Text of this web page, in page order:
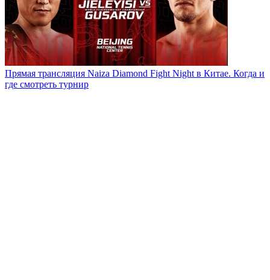
Прямая трансляция Naiza Diamond Fight Night в Китае. Когда и
где смотреть турнир